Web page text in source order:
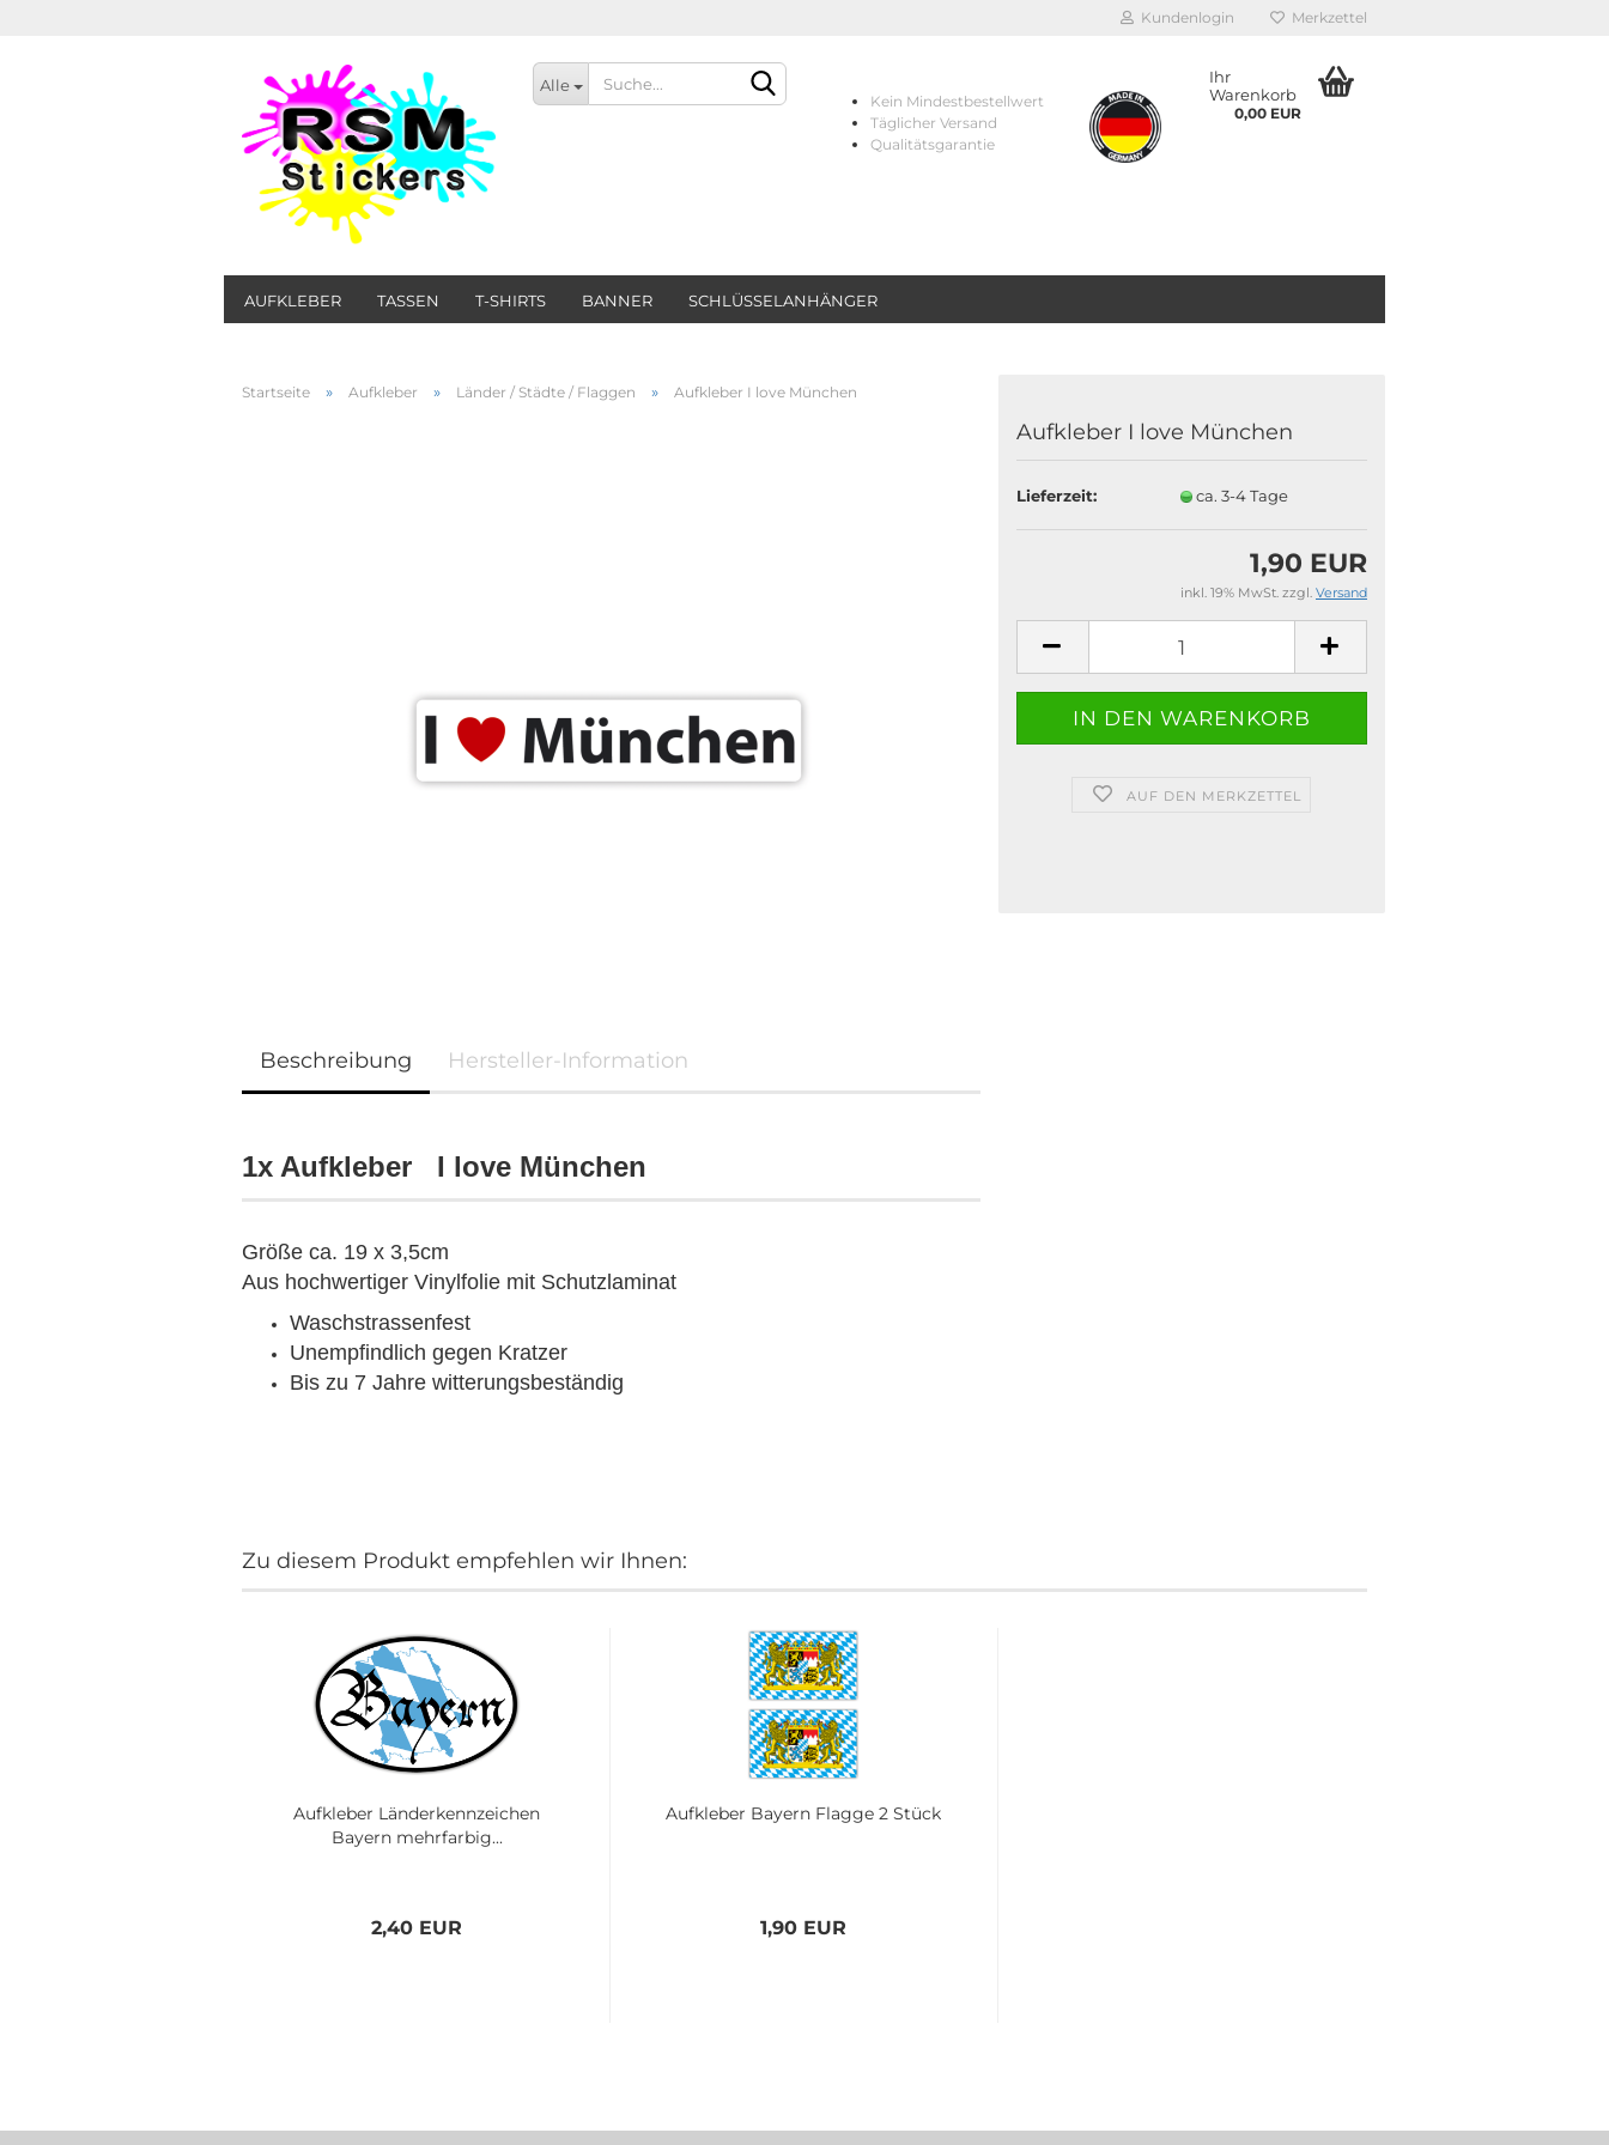
Kundenlogin Merkzettel
Alle
Kein Mindestbestellwert
Täglicher Versand
Qualitätsgarantie
Ihr
Warenkorb
0,00 EUR
AUFKLEBER TASSEN T-SHIRTS BANNER SCHLÜSSELANHÄNGER
Startseite » Aufkleber » Länder / Städte / Flaggen » Aufkleber I love München
Aufkleber I love München
Lieferzeit: ca. 3-4 Tage
1,90 EUR
inkl. 19% MwSt. zzgl. Versand
AUF DEN MERKZETTEL
Beschreibung Hersteller-Information
1x Aufkleber I love München
Größe ca. 19 x 3,5cm
Aus hochwertiger Vinylfolie mit Schutzlaminat
Waschstrassenfest
Unempfindlich gegen Kratzer
Bis zu 7 Jahre witterungsbeständig
Zu diesem Produkt empfehlen wir Ihnen:
Aufkleber Länderkennzeichen
Bayern mehrfarbig...
2,40 EUR
Aufkleber Bayern Flagge 2 Stück
1,90 EUR